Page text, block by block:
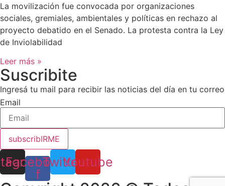
La movilización fue convocada por organizaciones
sociales, gremiales, ambientales y políticas en rechazo al
proyecto debatido en el Senado. La protesta contra la Ley
de Inviolabilidad
Leer más »
Suscribite
Ingresá tu mail para recibir las noticias del día en tu correo
Email
subscribIRME
Facebook-
f
TwitterYoutube